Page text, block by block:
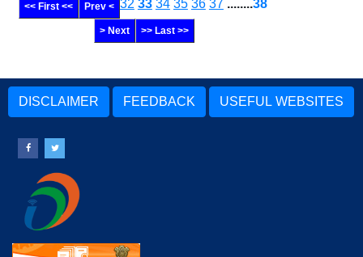
<< First << Prev < 32 33 34 35 36 37 ........38
> Next >> Last >>
DISCLAIMER FEEDBACK USEFUL WEBSITES